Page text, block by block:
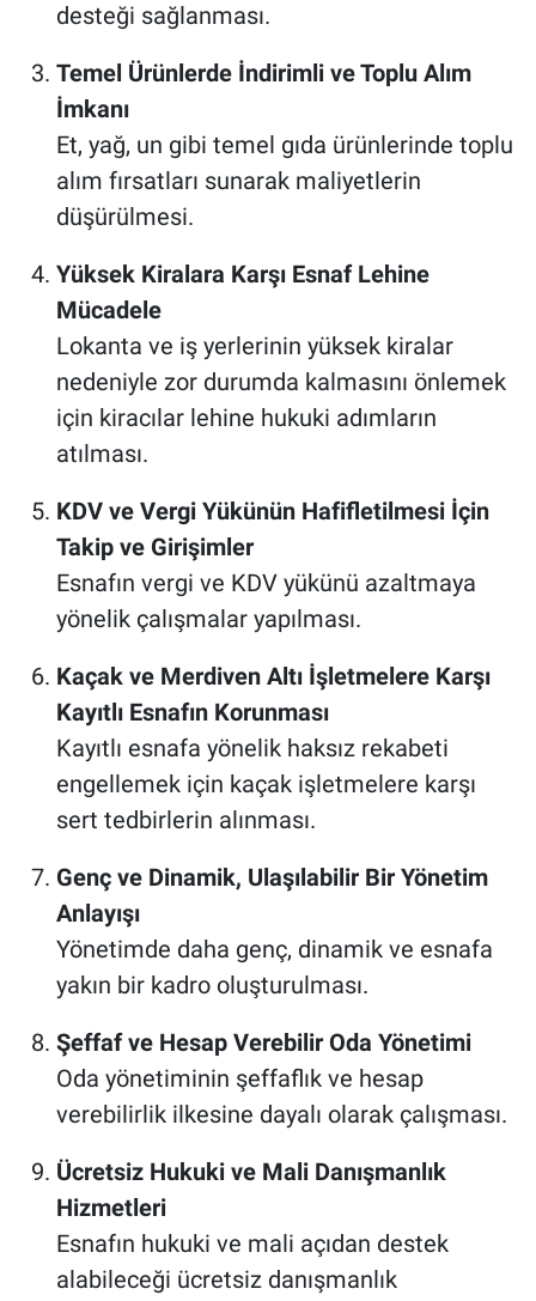
desteği sağlanması.
Temel Ürünlerde İndirimli ve Toplu Alım
İmkanı
Et, yağ, un gibi temel gıda ürünlerinde toplu
alım fırsatları sunarak maliyetlerin
düşürülmesi.
Yüksek Kiralara Karşı Esnaf Lehine
Mücadele
Lokanta ve iş yerlerinin yüksek kiralar
nedeniyle zor durumda kalmasını önlemek
için kiracılar lehine hukuki adımların
atılması.
KDV ve Vergi Yükünün Hafifletilmesi İçin
Takip ve Girişimler
Esnafın vergi ve KDV yükünü azaltmaya
yönelik çalışmalar yapılması.
Kaçak ve Merdiven Altı İşletmelere Karşı
Kayıtlı Esnafın Korunması
Kayıtlı esnafa yönelik haksız rekabeti
engellemek için kaçak işletmelere karşı
sert tedbirlerin alınması.
Genç ve Dinamik, Ulaşılabilir Bir Yönetim
Anlayışı
Yönetimde daha genç, dinamik ve esnafa
yakın bir kadro oluşturulması.
Şeffaf ve Hesap Verebilir Oda Yönetimi
Oda yönetiminin şeffaflık ve hesap
verebilirlik ilkesine dayalı olarak çalışması.
Ücretsiz Hukuki ve Mali Danışmanlık
Hizmetleri
Esnafın hukuki ve mali açıdan destek
alabileceği ücretsiz danışmanlık